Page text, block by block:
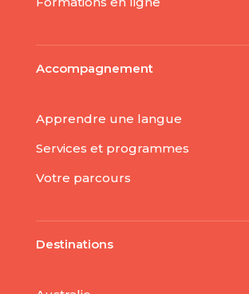
Accompagnement
Apprendre une langue
Services et programmes
Votre parcours
Destinations